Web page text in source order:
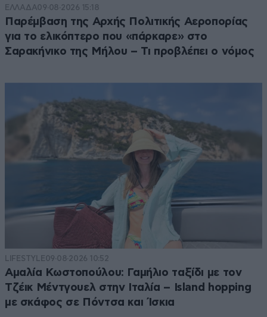
ΕΛΛΑΔΑ09·08·2026 15:18
Παρέμβαση της Αρχής Πολιτικής Αεροπορίας
για το ελικόπτερο που «πάρκαρε» στο
Σαρακήνικο της Μήλου – Τι προβλέπει ο νόμος
LIFESTYLE09·08·2026 10:52
Αμαλία Κωστοπούλου: Γαμήλιο ταξίδι με τον
Τζέικ Μέντγουελ στην Ιταλία – Island hopping
με σκάφος σε Πόντσα και Ίσκια